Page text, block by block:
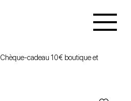
Chèque-cadeau 10€ boutique et